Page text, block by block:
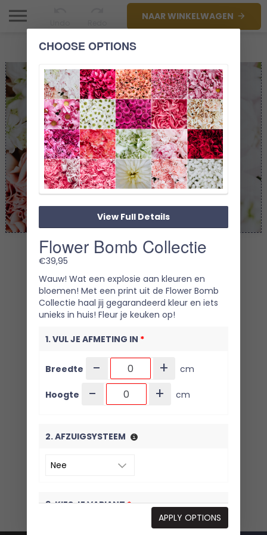
NAAR WINKELWAGEN
1/1
CHOOSE OPTIONS
View Full Details
Flower Bomb Collectie
€39,95
Wauw! Wat een explosie aan kleuren en
bloemen! Met een print uit de Flower Bomb
Collectie haal jij gegarandeerd kleur en iets
unieks in huis! Fleur je keuken op!
1. VUL JE AFMETING IN *
Breedte - + cm
Hoogte - + cm
2. AFZUIGSYSTEEM
3. KIES JE VARIANT*
APPLY OPTIONS